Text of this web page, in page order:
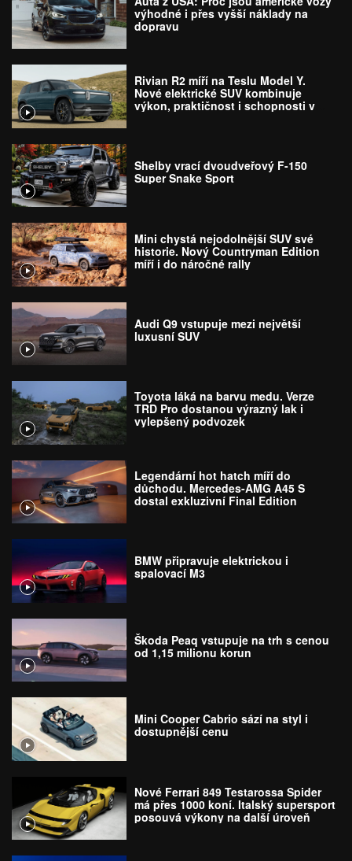
výhodné i přes vyšší náklady na
dopravu
Rivian R2 míří na Teslu Model Y.
Nové elektrické SUV kombinuje
výkon, praktičnost i schopnosti v
Shelby vrací dvoudveřový F-150
Super Snake Sport
Mini chystá nejodolnější SUV své
historie. Nový Countryman Edition
míří i do náročné rally
Audi Q9 vstupuje mezi největší
luxusní SUV
Toyota láká na barvu medu. Verze
TRD Pro dostanou výrazný lak i
vylepšený podvozek
Legendární hot hatch míří do
důchodu. Mercedes-AMG A45 S
dostal exkluzivní Final Edition
BMW připravuje elektrickou i
spalovací M3
Škoda Peaq vstupuje na trh s cenou
od 1,15 milionu korun
Mini Cooper Cabrio sází na styl i
dostupnější cenu
Nové Ferrari 849 Testarossa Spider
má přes 1000 koní. Italský supersport
posouvá výkony na další úroveň